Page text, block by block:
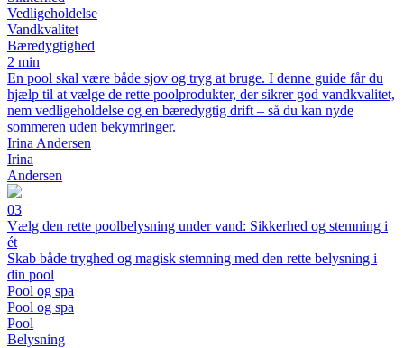
Vedligeholdelse
Vandkvalitet
Bæredygtighed
2 min
En pool skal være både sjov og tryg at bruge. I denne guide får du
hjælp til at vælge de rette poolprodukter, der sikrer god vandkvalitet,
nem vedligeholdelse og en bæredygtig drift – så du kan nyde
sommeren uden bekymringer.
Irina Andersen
Irina
Andersen
03
Vælg den rette poolbelysning under vand: Sikkerhed og stemning i
ét
Skab både tryghed og magisk stemning med den rette belysning i
din pool
Pool og spa
Pool og spa
Pool
Belysning